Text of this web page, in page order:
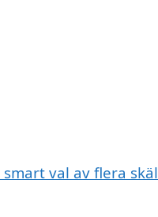
val av flera skäl